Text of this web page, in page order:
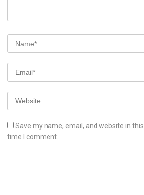
Save my name, email, and website in
time I comment.